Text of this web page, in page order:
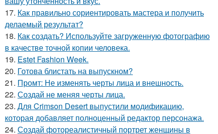
17. Как правильно сориентировать мастера и получить
делаемый результат?
18. Как создать? Используйте загруженную фотографию
в качестве точной копии человека.
19. Estet Fashion Week.
20. Готова блистать на выпускном?
21. Промт: Не изменять черты лица и внешность.
22. Создай не меняя черты лица.
23. Для Crimson Desert выпустили модификацию,
которая добавляет полноценный редактор персонажа.
24. Создай фотореалистичный портрет женщины в